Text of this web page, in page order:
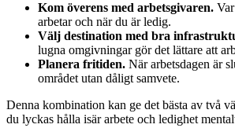
Kom överens med arbetsgivaren.
arbetar och när du är ledig.
Välj destination med bra
lugna omgivningar gör det lättare att
Planera fritiden. När arbetsdagen är
området utan dåligt samvete.
Denna kombination kan ge det bästa av två
du lyckas hålla isär arbete och ledighet